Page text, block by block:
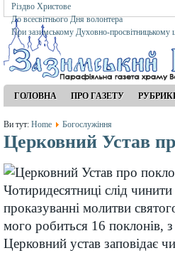
Різдво Христове
До всесвітнього Дня волонтера
При зазимському Духовно-просвітницькому
ГОЛОВНА ПРО ГАЗЕТУ
Ви тут: Home Богослужіння
Церковний Устав
Чотиридесятниці слід
проказуванні молитви
мого робиться 16 поклонів,
Церковний устав заповідає